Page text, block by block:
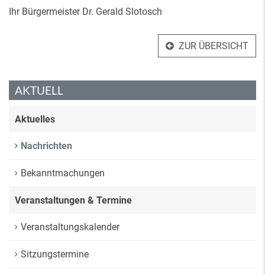
Ihr Bürgermeister Dr. Gerald Slotosch
ZUR ÜBERSICHT
AKTUELL
Aktuelles
Nachrichten
Bekanntmachungen
Veranstaltungen & Termine
Veranstaltungskalender
Sitzungstermine